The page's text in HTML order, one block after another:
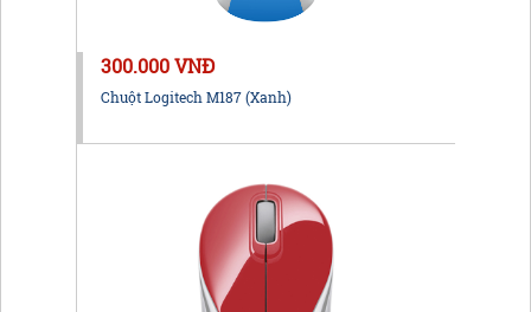
300.000 VNĐ
Chuột Logitech M187 (Xanh)